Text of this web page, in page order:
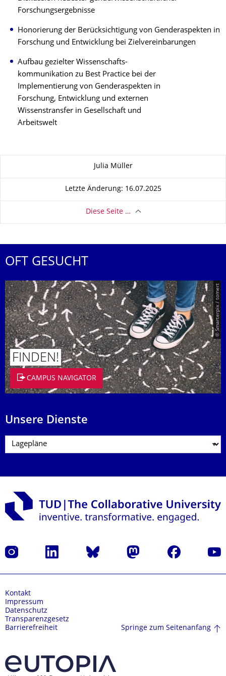
Forschungsergebnisse
Honorierung der Berücksichtigung von Genderaspekten in
Forschung und Entwicklung bei Zielvereinbarungen
Aufbau gezielter Wissenschafts-
kommunikation zu Best Practice bei der
Implementierung von Genderaspekten in
Forschung, Entwicklung und externen
Wissenstransfer in Gesellschaft und
Arbeitswelt
Julia Müller
Letzte Änderung: 16.07.2025
Diese Seite …
OFT GESUCHT
© Smarterpix / tomert
FINDEN!
CAMPUS NAVIGATOR
Unsere Dienste
Instagram LinkedIn Bluesky Mastodon Facebook
Kontakt
Impressum
Datenschutz
Transparenzgesetz
Barrierefreiheit
Springe zum Seitenanfang